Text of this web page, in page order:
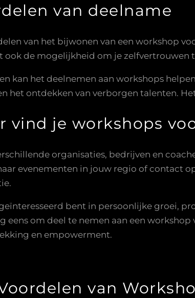
van deelname
van het bijwonen van een workshop
ook de mogelijkheid om je zelfvertrouwen
kan het deelnemen aan workshops
het ontdekken van verborgen talenten.
vind je workshops
organisaties, bedrijven en
evenementen in jouw regio of contact
bent in persoonlijke groei,
eens om deel te nemen aan een
en empowerment.
van